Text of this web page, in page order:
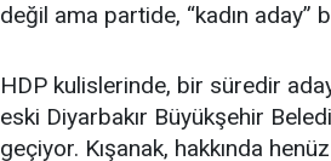
değil ama partide, “kadın aday”
HDP kulislerinde, bir süredir
eski Diyarbakır Büyükşehir
geçiyor. Kışanak, hakkında